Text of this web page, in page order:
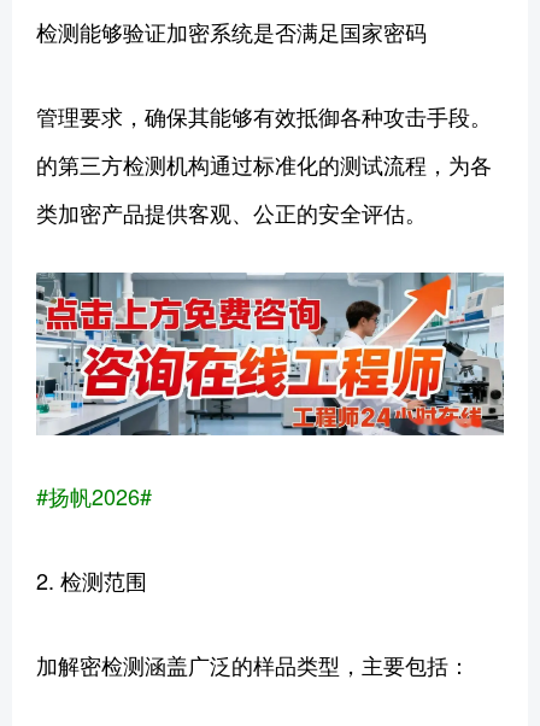
检测能够验证加密系统是否满足国家密码
管理要求，确保其能够有效抵御各种攻击手段。
的第三方检测机构通过标准化的测试流程，为各
类加密产品提供客观、公正的安全评估。
#扬帆2026#
2. 检测范围
加解密检测涵盖广泛的样品类型，主要包括：